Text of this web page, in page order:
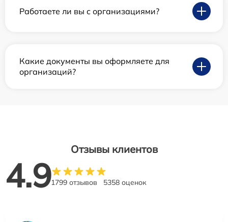
Работаете ли вы с организациями?
Какие документы вы оформляете для
организаций?
Отзывы клиентов
4.91799 отзывов 5358 оценок